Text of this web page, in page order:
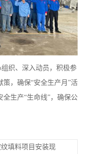
织、深入动员，积极参
，确保“安全生产月”活
生产“生命线”，确保公
填料项目安装现